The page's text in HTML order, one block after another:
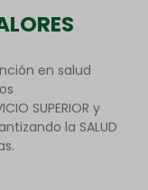
en salud
SUPERIOR y
la SALUD